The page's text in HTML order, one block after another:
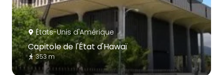
États-Unis d'Amérique
Capitole de l'État d'Hawaï
353 m